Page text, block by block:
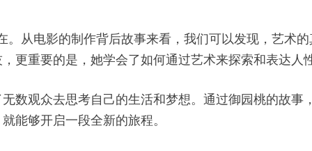
。从电影的制作背后故事来看，我们可以发现，艺术
更重要的是，她学会了如何通过艺术来探索和表达人
数观众去思考自己的生活和梦想。通过御园桃的故
能够开启一段全新的旅程。